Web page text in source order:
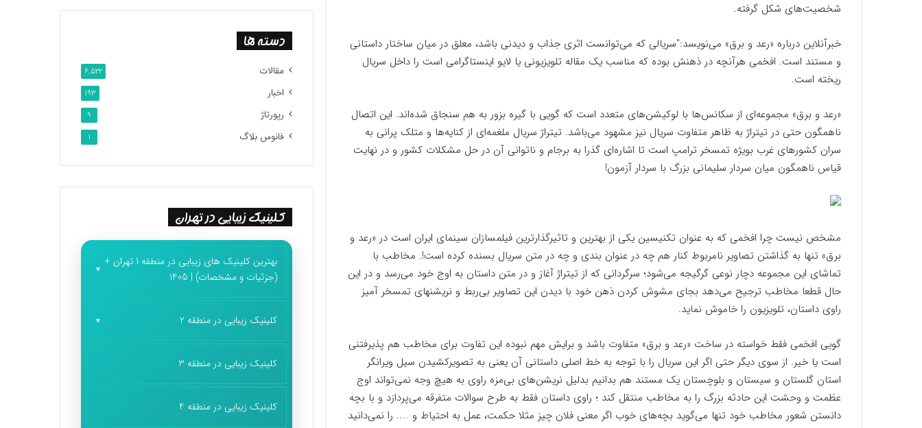
شخصیت‌های شکل گرفته.
خبرآنلاین درباره «رعد و برق» می‌نویسد:"سریالی که می‌توانست اثری جذاب و دیدنی باشد، معلق در میان ساختار داستانی
و مستند است. افخمی هرآنچه در ذهنش بوده که مناسب یک مقاله تلویزیونی یا لایو اینستاگرامی است را داخل سریال
ریخته است.
«رعد و برق» مجموعه‌ای از سکانس‌ها با لوکیشن‌های متعدد است که گویی با گیره بزور به هم سنجاق شده‌اند. این اتصال
ناهمگون حتی در تیتراژ به ظاهر متفاوت سریال نیز مشهود می‌باشد. تیتراژ سریال ملغمه‌ای از کنایه‌ها و متلک پرانی به
سران کشورهای غرب بویژه تمسخر ترامپ است تا اشاره‌ای گذرا به برجام و ناتوانی آن در حل مشکلات کشور و در نهایت
قیاس ناهمگون میان سردار سلیمانی بزرگ با سردار آزمون!
مشخص نیست چرا افخمی که به عنوان تکنیسین یکی از بهترین و تاثیرگذارترین فیلمسازان سینمای ایران است در «رعد و
برق» تنها به گذاشتن تصاویر نامربوط کنار هم چه در عنوان بندی و چه در متن سریال بسنده کرده است!. مخاطب با
تماشای این مجموعه دچار نوعی گرگیجه می‌شود؛ سرگردانی که از تیتراژ آغاز و در متن داستان به اوج خود می‌رسد و در این
حال قطعا مخاطب ترجیح می‌دهد بجای مشوش کردن ذهن خود با دیدن این تصاویر بی‌ربط و نریشنهای تمسخر آمیز
راوی داستان، تلویزیون را خاموش نماید.
گویی افخمی فقط خواسته در ساخت «رعد و برق» متفاوت باشد و برایش مهم نبوده این تفاوت برای مخاطب هم پذیرفتنی
است یا خیر. از سوی دیگر حتی اگر این سریال را با توجه به خط اصلی داستانی آن یعنی به تصویرکشیدن سیل ویرانگر
استان گلستان و سیستان و بلوچستان یک مستند هم بدانیم بدلیل نریشن‌های بی‌مزه راوی به هیچ وجه نمی‌تواند اوج
عظمت و وحشت این حادثه بزرگ را به مخاطب منتقل کند ؛ راوی داستان فقط به طرح سوالات متفرقه می‌پردازد و با بچه
دانستن شعور مخاطب خود تنها می‌گوید بچه‌های خوب اگر معنی فلان چیز مثلا حکمت، عمل به احتیاط و ….. را نمی‌دانید
دسته ها
مقالات 6,522
اخبار 193
رپورتاژ 9
فانوس بلاگ 1
کلینیک زیبایی در تهران
بهترین کلینیک های زیبایی در منطقه 1 تهران +
(جزئیات و مشخصات) | 1405
کلینیک زیبایی در منطقه 2
کلینیک زیبایی در منطقه 3
کلینیک زیبایی در منطقه 4